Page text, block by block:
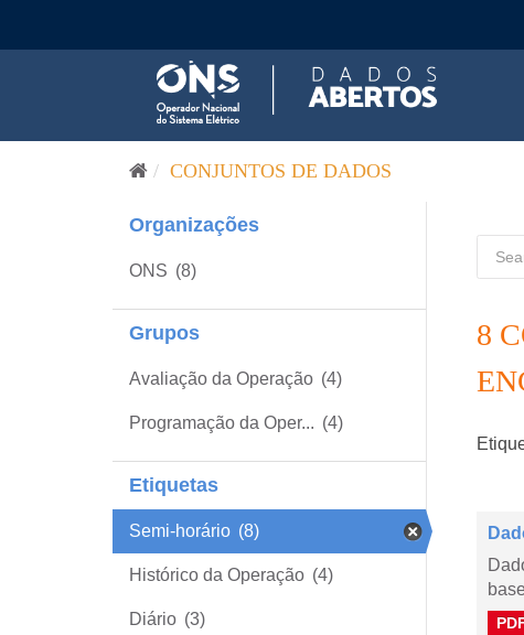
CONJUNTOS DE DADOS
Organizações
ONS (8)
Grupos
Avaliação da Operação (4)
Programação da Oper... (4)
Etiquetas
Semi-horário (8)
Histórico da Operação (4)
Diário (3)
8